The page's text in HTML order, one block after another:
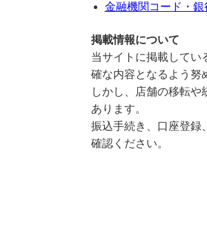
金融機関コード・
掲載情報について
当サイトに掲載してい
確な内容となるよう努
しかし、店舗の移転
あります。
振込手続き、口座登録
確認ください。